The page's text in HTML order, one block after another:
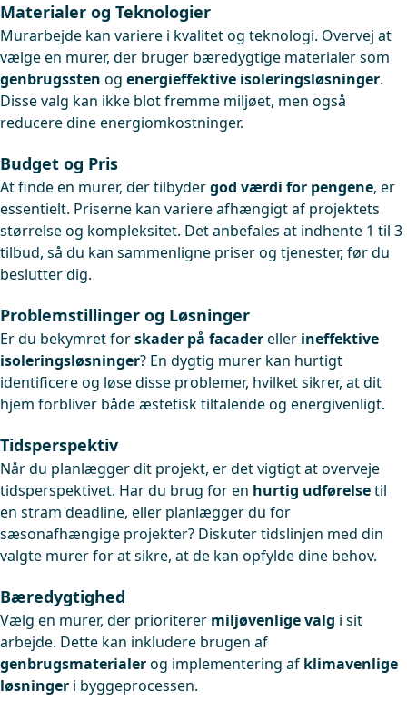
Materialer og Teknologier
Murarbejde kan variere i kvalitet og teknologi. Overvej at
vælge en murer, der bruger bæredygtige materialer som
genbrugssten og energieffektive isoleringsløsninger.
Disse valg kan ikke blot fremme miljøet, men også
reducere dine energiomkostninger.
Budget og Pris
At finde en murer, der tilbydergod værdi for pengene, er
essentielt. Priserne kan variere afhængigt af projektets
størrelse og kompleksitet. Det anbefales at indhente 1 til 3
tilbud, så du kan sammenligne priser og tjenester, før du
beslutter dig.
Problemstillinger og Løsninger
Er du bekymret forskader på facadereller ineffektive
isoleringsløsninger? En dygtig murer kan hurtigt
identificere og løse disse problemer, hvilket sikrer, at dit
hjem forbliver både æstetisk tiltalende og energivenligt.
Tidsperspektiv
Når du planlægger dit projekt, er det vigtigt at overveje
tidsperspektivet. Har du brug for en hurtig udførelsetil
en stram deadline, eller planlægger du for
sæsonafhængige projekter? Diskuter tidslinjen med din
valgte murer for at sikre, at de kan opfylde dine behov.
Bæredygtighed
Vælg en murer, der prioriterer miljøvenlige valg i sit
arbejde. Dette kan inkludere brugen af
genbrugsmaterialerog implementering af klimavenlige
løsninger i byggeprocessen.